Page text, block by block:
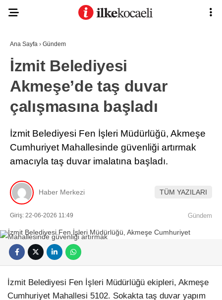
Ana Sayfa › Gündem
İzmit Belediyesi
Akmeşe’de taş duvar
çalışmasına başladı
İzmit Belediyesi Fen İşleri Müdürlüğü, Akmeşe
Cumhuriyet Mahallesinde güvenliği artırmak
amacıyla taş duvar imalatına başladı.
Haber Merkezi TÜM YAZILARI
Giriş: 22-06-2026 11:49 Gündem
İzmit Belediyesi Fen İşleri Müdürlüğü ekipleri, Akmeşe
Cumhuriyet Mahallesi 5102. Sokakta taş duvar yapım